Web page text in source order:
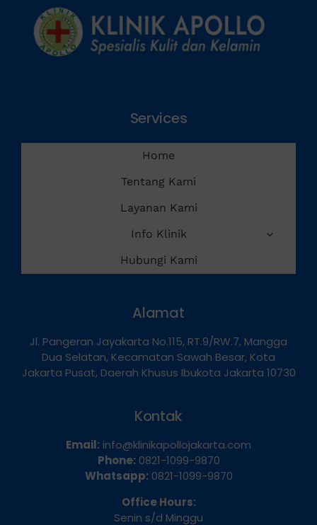
Services
Home
Tentang Kami
Layanan Kami
Info Klinik
Hubungi Kami
Alamat
Jl. Pangeran Jayakarta No.115, RT.9/RW.7, Mangga
Dua Selatan, Kecamatan Sawah Besar, Kota
Jakarta Pusat, Daerah Khusus Ibukota Jakarta 10730
Kontak
Email: info@klinikapollojakarta.com
Phone:0821-1099-9870
Whatsapp:0821-1099-9870
Office Hours:
Senin s/d Minggu